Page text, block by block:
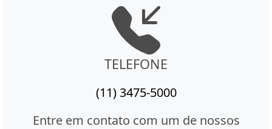
TELEFONE
(11) 3475-5000
Entre em contato com um de nossos